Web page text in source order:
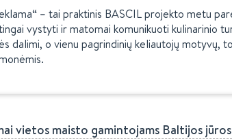
– tai praktinis BASCIL projekto metu
vystyti ir matomai komunikuoti kulinarinio
dalimi, o vienu pagrindinių keliautojų motyvų,
vietos maisto gamintojams Baltijos